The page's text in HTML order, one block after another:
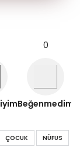
0
Beğenmedim
ÇOCUK
NÜFUS